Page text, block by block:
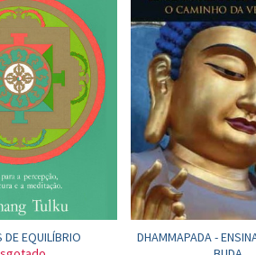
DE EQUILÍBRIO
DHAMMAPADA -